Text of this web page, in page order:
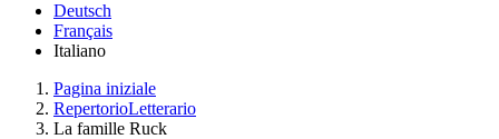
Deutsch
Français
Italiano
Pagina iniziale
RepertorioLetterario
La famille Ruck